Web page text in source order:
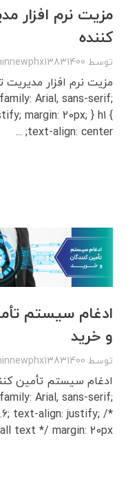
مزیت نرم‌ افزار
کننده
توسط
مزیت نرم‌ افزار مدیریت
Arial, sans-serif;
margin: 20px; } h1 {
text-align: center; ...
ادغام سیستم
و خرید
توسط
ادغام سیستم تأمین‌
Arial, sans-serif;
text-align: justify; /*
text */ margin: 20px; ...